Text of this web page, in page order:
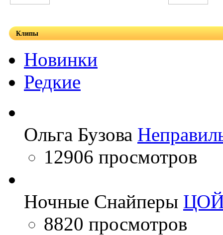
Клипы
Новинки
Редкие
Ольга Бузова
12906 просмотров
Ночные Снайперы
8820 просмотров